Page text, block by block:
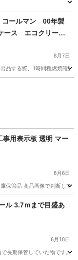
コールマン 00年製
ス エコクリーン
8月7日
品する際、1時間程燃焼確
事用表示板 透明 マー
8月6日
管品 商品画像で判断して
ル 3.7ｍまで目盛あ
6月18日
長期保管していた物です。